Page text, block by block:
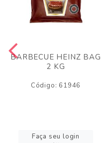
BARBECUE HEINZ BAG
2 KG
Código: 61946
Faça seu login